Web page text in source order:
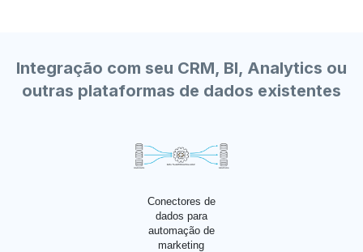
Integração com seu CRM, BI, Analytics ou
outras plataformas de dados existentes
Conectores de
dados para
automação de
marketing